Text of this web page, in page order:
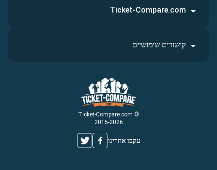
© Ticket-Compare.com
2015-2026
עקבו אחרינו
Ticket-Compare.com
קישורים שימושיים